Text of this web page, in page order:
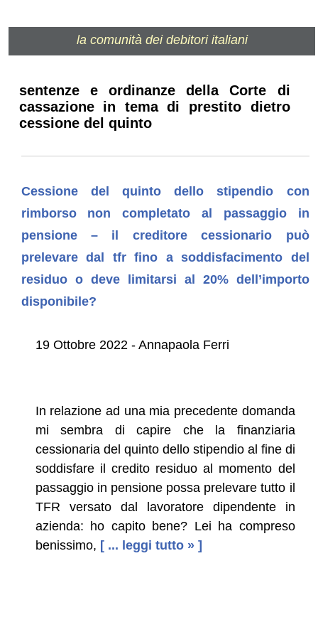
la comunità dei debitori italiani
sentenze e ordinanze della Corte di
cassazione in tema di prestito dietro
cessione del quinto
Cessione del quinto dello stipendio con
rimborso non completato al passaggio in
pensione – il creditore cessionario può
prelevare dal tfr fino a soddisfacimento del
residuo o deve limitarsi al 20% dell’importo
disponibile?
19 Ottobre 2022 - Annapaola Ferri
In relazione ad una mia precedente domanda
mi sembra di capire che la finanziaria
cessionaria del quinto dello stipendio al fine di
soddisfare il credito residuo al momento del
passaggio in pensione possa prelevare tutto il
TFR versato dal lavoratore dipendente in
azienda: ho capito bene? Lei ha compreso
benissimo, [ ... leggi tutto » ]